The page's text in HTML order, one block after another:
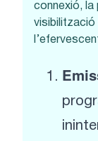
connexió, la
visibilització